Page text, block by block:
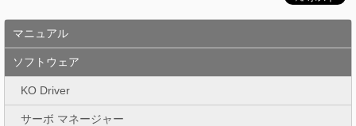
マニュアル
ソフトウェア
KO Driver
サーボ マネージャー